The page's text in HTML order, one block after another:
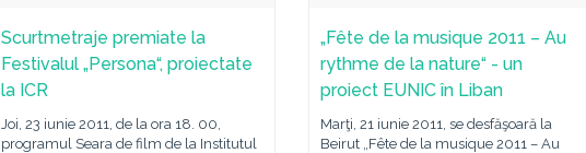
Scurtmetraje premiate la
Festivalul „Persona“, proiectate
la ICR
Joi, 23 iunie 2011, de la ora 18. 00,
programul Seara de film de la Institutul
„Fête de la musique 2011 – Au
rythme de la nature“ - un
proiect EUNIC în Liban
Marţi, 21 iunie 2011, se desfăşoară la
Beirut „Fête de la musique 2011 – Au